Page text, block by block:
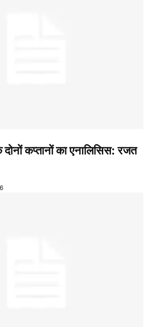
कप्तानों का एनालिसिस: रजत